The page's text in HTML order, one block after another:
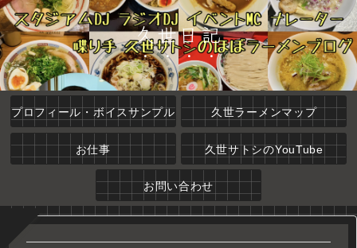
久世日記
プロフィール・ボイスサンプル 久世ラーメンマップ
お仕事 久世サトシのYouTube
お問い合わせ